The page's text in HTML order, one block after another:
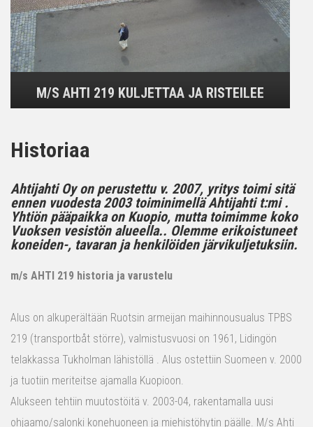
M/S AHTI 219 KULJETTAA JA RISTEILEE
Historiaa
Ahtijahti Oy on perustettu v. 2007, yritys toimi sitä
ennen vuodesta 2003 toiminimellä Ahtijahti t:mi .
Yhtiön pääpaikka on Kuopio, mutta toimimme koko
Vuoksen vesistön alueella.. Olemme erikoistuneet
koneiden-, tavaran ja henkilöiden järvikuljetuksiin.
m/s AHTI 219 historia ja varustelu
Alus on alkuperältään Ruotsin armeijan maihinnousualus TPBS
219 (transportbåt större), valmistusvuosi on 1961, Lidingön
telakkassa Tukholman lähistöllä . Alus ostettiin Suomeen v. 2000
ja tuotiin meriteitse ajamalla Kuopioon.
Alukseen tehtiin muutostöitä v. 2003-04, rakentamalla uusi
ohjaamo/salonki konehuoneen ja miehistöhytin päälle. M/s Ahti